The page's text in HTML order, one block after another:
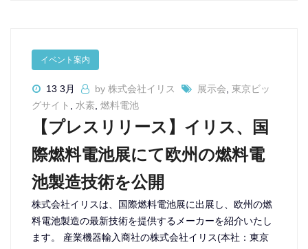
イベント案内
13 3月 by 株式会社イリス 展示会 東京ビッ
グサイト
水素 燃料電池
【プレスリリース】イリス、国
際燃料電池展にて欧州の燃料電
池製造技術を公開
株式会社イリスは、国際燃料電池展に出展し、欧州の燃
料電池製造の最新技術を提供するメーカーを紹介いたし
ます。 産業機器輸入商社の株式会社イリス(本社：東京